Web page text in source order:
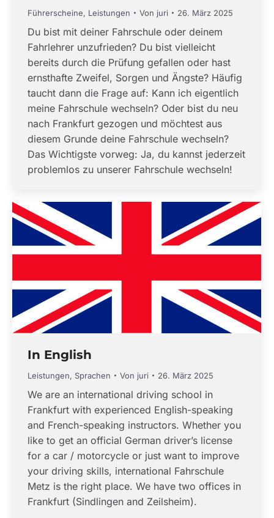
Führerscheine, Leistungen Von juri 26. März 2025
Du bist mit deiner Fahrschule oder deinem
Fahrlehrer unzufrieden? Du bist vielleicht
bereits durch die Prüfung gefallen oder hast
ernsthafte Zweifel, Sorgen und Ängste? Häufig
taucht dann die Frage auf: Kann ich eigentlich
meine Fahrschule wechseln? Oder bist du neu
nach Frankfurt gezogen und möchtest aus
diesem Grunde deine Fahrschule wechseln?
Das Wichtigste vorweg: Ja, du kannst jederzeit
problemlos zu unserer Fahrschule wechseln!
In English
Leistungen, Sprachen Von juri 26. März 2025
We are an international driving school in
Frankfurt with experienced English-speaking
and French-speaking instructors. Whether you
like to get an official German driver’s license
for a car / motorcycle or just want to improve
your driving skills, international Fahrschule
Metz is the right place. We have two offices in
Frankfurt (Sindlingen and Zeilsheim).